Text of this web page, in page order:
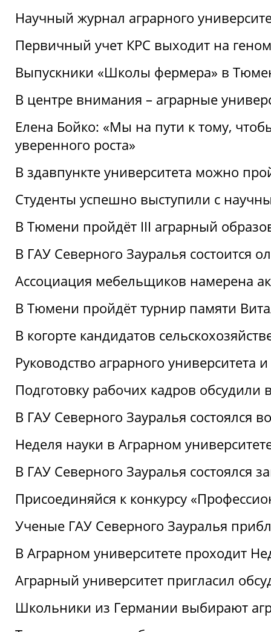
Научный журнал аграрного
Первичный учет КРС выходит на
Выпускники «Школы фермера» в
В центре внимания – аграрные
Елена Бойко: «Мы на пути к тому,
уверенного роста»
В здавпункте университета можно
Студенты успешно выступили с
В Тюмени пройдёт III аграрный
В ГАУ Северного Зауралья состоится
Ассоциация мебельщиков намерена
В Тюмени пройдёт турнир памяти
В когорте кандидатов
Руководство аграрного
Подготовку рабочих кадров
В ГАУ Северного Зауралья состоялся
Неделя науки в Аграрном
В ГАУ Северного Зауралья
Присоединяйся к конкурсу
Ученые ГАУ Северного Зауралья
В Аграрном университете проходит
Аграрный университет пригласил
Школьники из Германии выбирают